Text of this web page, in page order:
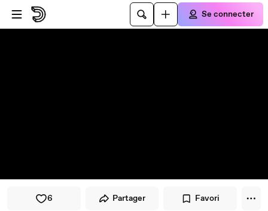
Passer au player
Passer au contenu principal
Se connecter
6 Partager Favori